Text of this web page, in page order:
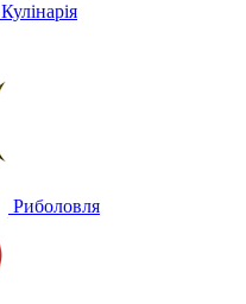
Кулінарія
Риболовля